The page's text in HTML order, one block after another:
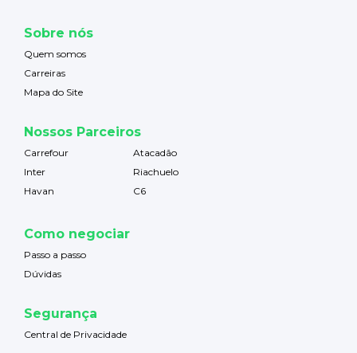
Sobre nós
Quem somos
Carreiras
Mapa do Site
Nossos Parceiros
Carrefour
Atacadão
Inter
Riachuelo
Havan
C6
Como negociar
Passo a passo
Dúvidas
Segurança
Central de Privacidade